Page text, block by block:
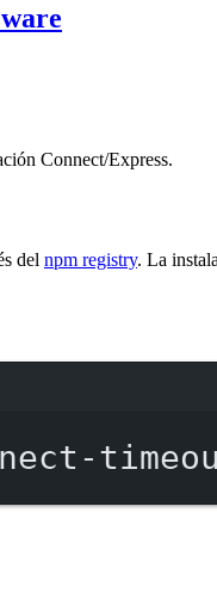
Connect/Express.
del npm registry. La